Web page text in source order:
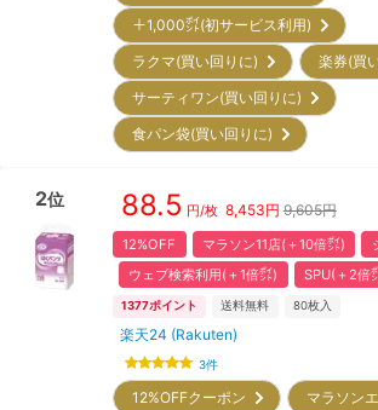
＋1,000㌽(初サービス利用)
ラクマ(買い回りに)
楽券(買
サーティワン(買い回りに)
食パン袋(買い回りに)
2位 88.5 円/枚 8,453円 9,605円
12%OFF マラソン11店(＋10倍㌽)
ウェブ検索利用(＋1倍㌽)
SPU(＋2倍
1377ポイント 送料無料 80枚入
楽天24 (Rakuten)
3件
12%OFFクーポン
マラソン